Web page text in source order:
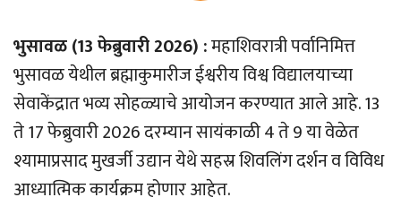
भुसावळ (13 फेब्रुवारी 2026) :महाशिवरात्री पर्वानिमित्त
भुसावळ येथील ब्रह्माकुमारीज ईश्वरीय विश्व विद्यालयाच्या
सेवाकेंद्रात भव्य सोहळ्याचे आयोजन करण्यात आले आहे. 13
ते 17 फेब्रुवारी 2026 दरम्यान सायंकाळी 4 ते 9 या वेळेत
श्यामाप्रसाद मुखर्जी उद्यान येथे सहस्र शिवलिंग दर्शन व विविध
आध्यात्मिक कार्यक्रम होणार आहेत.